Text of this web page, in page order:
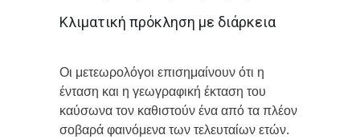
Κλιματική πρόκληση με διάρκεια
Οι μετεωρολόγοι επισημαίνουν ότι η
ένταση και η γεωγραφική έκταση του
καύσωνα τον καθιστούν ένα από τα πλέον
σοβαρά φαινόμενα των τελευταίων ετών.